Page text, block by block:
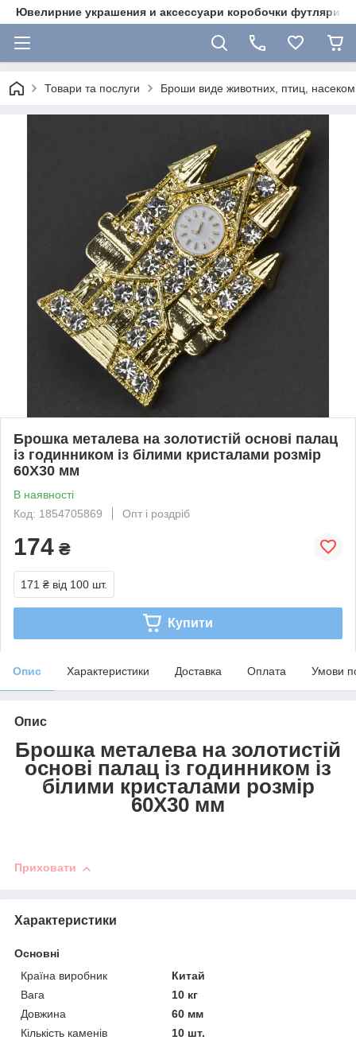
Ювелирние украшения и аксессуари коробочки футляри
Товари та послуги Броши виде животних, птиц,
Брошка металева на золотистій основі палац
із годинником із білими кристалами розмір
60Х30 мм
В наявності
Код: 1854705869
Опт і роздріб
174 ₴
171 ₴ від 100 шт.
Купити
Опис Характеристики Доставка Оплата Умови
Опис
Брошка металева на золотистій
основі палац із годинником із
білими кристалами розмір
60Х30 мм
Приховати
Характеристики
Основні
Країна виробник
Китай
Вага
10 кг
Довжина
60 мм
Кількість каменів
10 шт.